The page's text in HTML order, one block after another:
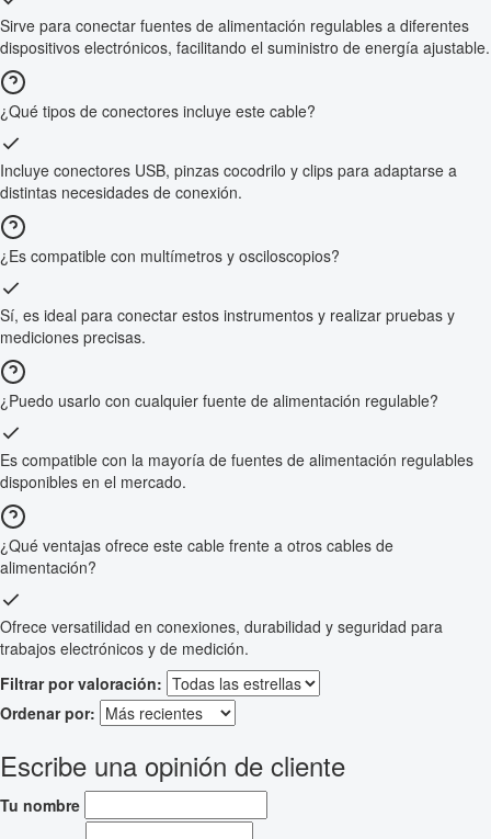
Sirve para conectar fuentes de alimentación regulables a diferentes
dispositivos electrónicos, facilitando el suministro de energía ajustable.
¿Qué tipos de conectores incluye este cable?
Incluye conectores USB, pinzas cocodrilo y clips para adaptarse a
distintas necesidades de conexión.
¿Es compatible con multímetros y osciloscopios?
Sí, es ideal para conectar estos instrumentos y realizar pruebas y
mediciones precisas.
¿Puedo usarlo con cualquier fuente de alimentación regulable?
Es compatible con la mayoría de fuentes de alimentación regulables
disponibles en el mercado.
¿Qué ventajas ofrece este cable frente a otros cables de
alimentación?
Ofrece versatilidad en conexiones, durabilidad y seguridad para
trabajos electrónicos y de medición.
Filtrar por valoración:
Ordenar por:
Escribe una opinión de cliente
Tu nombre